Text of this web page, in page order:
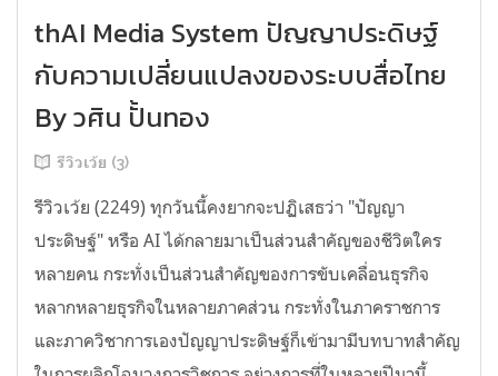
thAI Media System ปัญญาประดิษฐ์
กับความเปลี่ยนแปลงของระบบสื่อไทย
By วศิน ปั้นทอง
รีวิวเว้ย (3)
รีวิวเว้ย (2249) ทุกวันนี้คงยากจะปฏิเสธว่า "ปัญญา
ประดิษฐ์" หรือ AI ได้กลายมาเป็นส่วนสำคัญของชีวิตใคร
หลายคน กระทั่งเป็นส่วนสำคัญของการขับเคลื่อนธุรกิจ
หลากหลายธุรกิจในหลายภาคส่วน กระทั่งในภาคราชการ
และภาควิชาการเองปัญญาประดิษฐ์ก็เข้ามามีบทบาทสำคัญ